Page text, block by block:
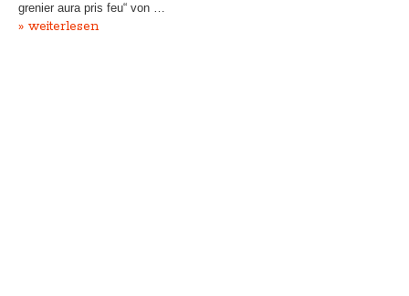
grenier aura pris feu“ von …
» weiterlesen